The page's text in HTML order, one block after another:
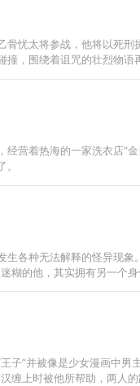
骨忧太将参战，他将以死
撞，围绕着诅咒的壮烈物语
经营着热海的一家洗衣店“
生各种无法解释的怪异现
糊的他，其实拥有另一个
子”并被像是少女漫画中
缠上时被他所帮助，两人